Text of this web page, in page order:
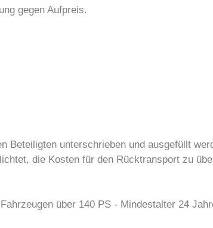
gegen Aufpreis.
Beteiligten unterschrieben und ausgefüllt
die Kosten für den Rücktransport zu
über 140 PS - Mindestalter 24